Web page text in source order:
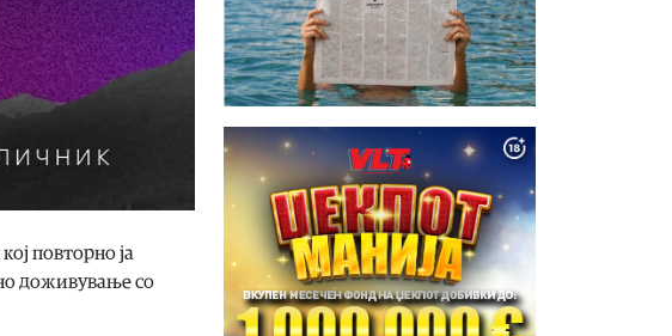
повторно ја
доживување со